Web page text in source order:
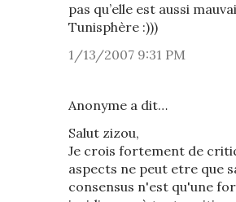
pas qu’elle est aussi
Tunisphère :)))
1/13/2007 9:31 PM
Anonyme a dit…
Salut zizou,
Je crois fortement de
aspects ne peut etre que
consensus n'est qu'une